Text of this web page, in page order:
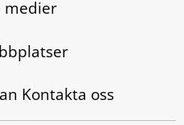
medier
Kontakta oss